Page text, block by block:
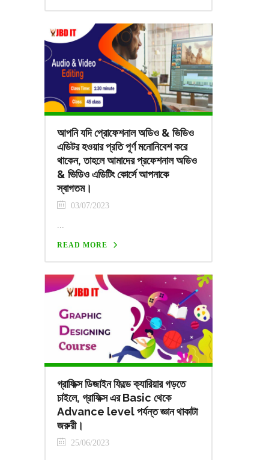
আপনি যদি প্রোফেশনাল অডিও & ভিডিও
এডিটর হওয়ার প্রতি পূর্ণ মনোনিবেশ করে
থাকেন, তাহলে আমাদের প্রফেশনাল অডিও
& ভিডিও এডিটিং কোর্সে আপনাকে
স্বাগতম।
03/07/2023
READ MORE
গ্রাফিক্স ডিজাইন ফিল্ডে ক্যারিয়ার গড়তে
চাইলে, গ্রাফিক্স এর Basic থেকে
Advance level পর্যন্ত জ্ঞান থাকাটা
জরুরী।
25/06/2023